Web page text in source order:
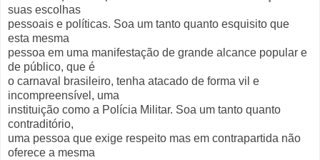
suas escolhas
pessoais e políticas. Soa um tanto quanto esquisito que
esta mesma
pessoa em uma manifestação de grande alcance popular e
de público, que é
o carnaval brasileiro, tenha atacado de forma vil e
incompreensível, uma
instituição como a Polícia Militar. Soa um tanto quanto
contraditório,
uma pessoa que exige respeito mas em contrapartida não
oferece a mesma